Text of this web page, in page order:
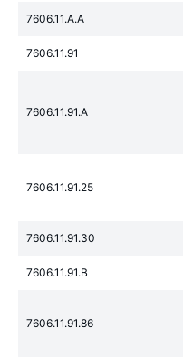
7606.11.A.A
7606.11.91
7606.11.91.A
7606.11.91.25
7606.11.91.30
7606.11.91.B
7606.11.91.86